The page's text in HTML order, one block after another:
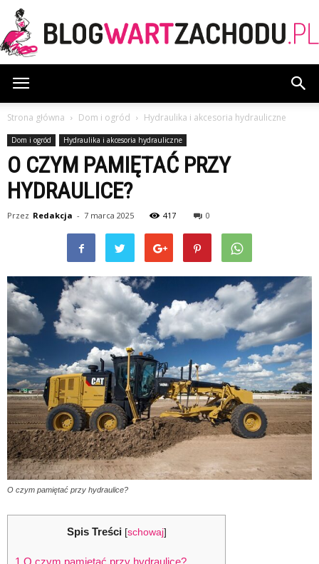
Strona główna Dom i ogród Hydraulika i akcesoria hydrauliczne
Dom i ogród Hydraulika i akcesoria hydrauliczne
O CZYM PAMIĘTAĆ PRZY
HYDRAULICE?
Przez Redakcja - 7 marca 2025 417 0
O czym pamiętać przy hydraulice?
Spis Treści [schowaj]
1 O czym pamiętać przy hydraulice?